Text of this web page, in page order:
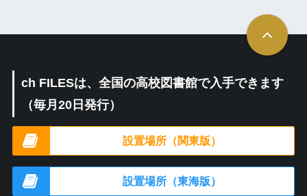
ch FILESは、全国の高校図書館で入手できます
（毎月20日発行）
設置場所（関東版）
設置場所（東海版）